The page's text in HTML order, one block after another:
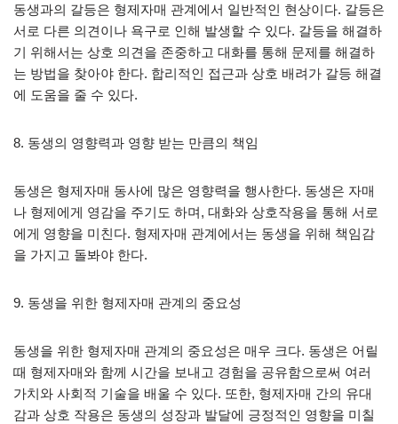
동생과의 갈등은 형제자매 관계에서 일반적인 현상이다. 갈등은
서로 다른 의견이나 욕구로 인해 발생할 수 있다. 갈등을 해결하
기 위해서는 상호 의견을 존중하고 대화를 통해 문제를 해결하
는 방법을 찾아야 한다. 합리적인 접근과 상호 배려가 갈등 해결
에 도움을 줄 수 있다.
8. 동생의 영향력과 영향 받는 만큼의 책임
동생은 형제자매 동사에 많은 영향력을 행사한다. 동생은 자매
나 형제에게 영감을 주기도 하며, 대화와 상호작용을 통해 서로
에게 영향을 미친다. 형제자매 관계에서는 동생을 위해 책임감
을 가지고 돌봐야 한다.
9. 동생을 위한 형제자매 관계의 중요성
동생을 위한 형제자매 관계의 중요성은 매우 크다. 동생은 어릴
때 형제자매와 함께 시간을 보내고 경험을 공유함으로써 여러
가치와 사회적 기술을 배울 수 있다. 또한, 형제자매 간의 유대
감과 상호 작용은 동생의 성장과 발달에 긍정적인 영향을 미칠